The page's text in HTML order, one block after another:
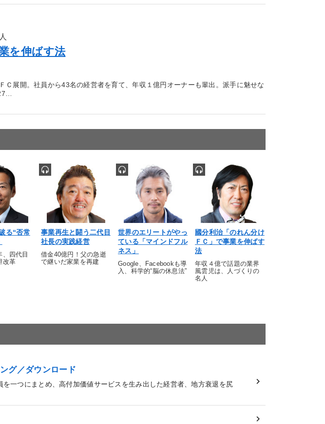
を伸ばす法
Ｃ展開。社員から43名の経営者を育て、年収１億円オーナーも輩出。派手に魅せな
る“否常
、四代目
改革
事業再生と闘う二代目
社長の実践経営
借金40億円！父の急逝
で継いだ家業を再建
世界のエリートがやっ
ている「マインドフル
ネス」
Google、Facebookも導
入、科学的“脳の休息法”
國分利治「のれん分け
ＦＣ」で事業を伸ばす
法
年収４億で話題の業界
風雲児は、人づくりの
名人
グ／ダウンロード
一つにまとめ、高付加価値サービスを生み出した経営者、地方衰退を尻